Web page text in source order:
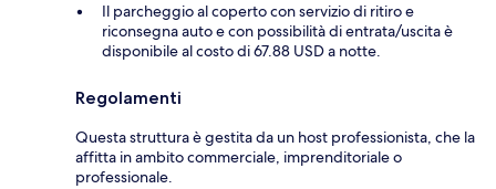
Il parcheggio al coperto con servizio di ritiro e
riconsegna auto e con possibilità di entrata/uscita è
disponibile al costo di 67.88 USD a notte.
Regolamenti
Questa struttura è gestita da un host professionista, che la
affitta in ambito commerciale, imprenditoriale o
professionale.